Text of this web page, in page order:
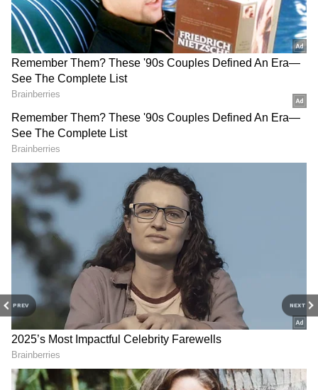
PREV NEXT
Image Credit :Gemini AI
రైలు వెళ్లిన విషయాన్ని ఇవి ఎలా గుర్తిస్తాయి?
ప్రతి రైలు చక్రాలు ట్రాక్‌పై ఉన్న ప్రత్యేక సెన్సర్ల మీదుగా వెళ్లే
సమయంలో యాక్సిల్ కౌంటర్ వ్యవస్థ వాటిని లెక్కిస్తుంది.
రైలు ఒక ప్రాంతంలోకి ప్రవేశించినప్పుడు ఎన్ని చక్రాలు
వెళ్లిన తర్వాత మళ్లీ చక్రాలను లెక్కిస్తుంది. రెండు లెక్కలు
ఒకేలా ఉంటే రైలు పూర్తిగా ట్రాక్‌ను దాటిందని నిర్ధారిస్తుంది.
దీంతో ఆ ట్రాక్‌ను తదుపరి రైలుకు అందుబాటులో ఉన్నదిగా
వ్యవస్థ గుర్తిస్తుంది.